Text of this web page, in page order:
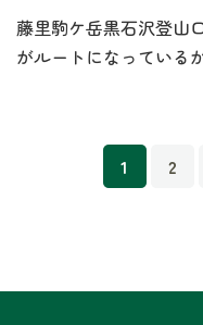
藤里駒ケ岳黒石沢登山
がルートになっている
1 2